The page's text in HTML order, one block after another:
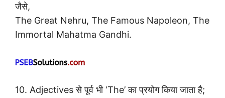
जैसे,
The Great Nehru, The Famous Napoleon, The
Immortal Mahatma Gandhi.
10. Adjectives से पूर्व भी ‘The’ का प्रयोग किया जाता है;